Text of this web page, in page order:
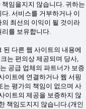
임을지지 않습니다. 귀하는
. 서비스를 거부하거나 이
최선의 이익이 될 것이라
리를 보유합니다.
된 다른 웹 사이트의 내용에
는 편의상 제공되며 당사,
공급 업체의 파트너가 보증
이트에 연결하거나 웹 서핑
는 평가의 책임이 없으며 사
이트의 제공을 보증하지 않
책임도지지 않습니다.(개인